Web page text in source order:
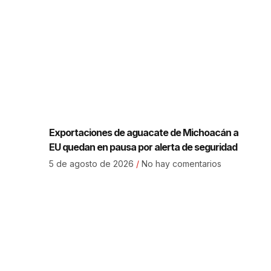
Exportaciones de aguacate de Michoacán a
EU quedan en pausa por alerta de seguridad
5 de agosto de 2026 No hay comentarios